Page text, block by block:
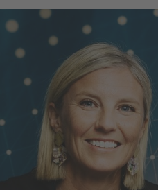
Produkte
Trucks
Buses